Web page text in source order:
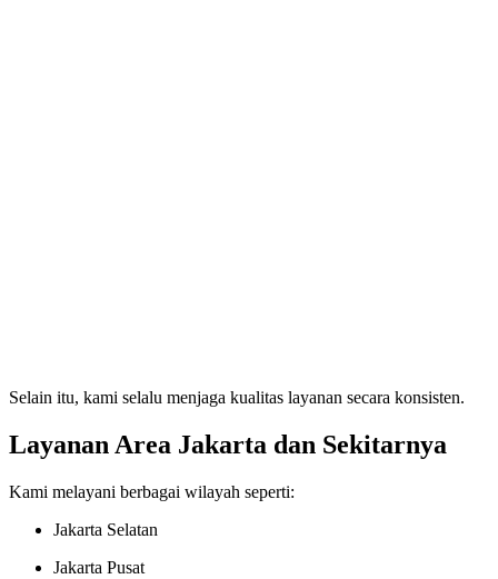
Selain itu, kami selalu menjaga kualitas layanan secara konsisten.
Layanan Area Jakarta dan Sekitarnya
Kami melayani berbagai wilayah seperti:
Jakarta Selatan
Jakarta Pusat